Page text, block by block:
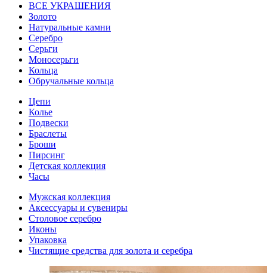
ВСЕ УКРАШЕНИЯ
Золото
Натуральные камни
Серебро
Серьги
Моносерьги
Кольца
Обручальные кольца
Цепи
Колье
Подвески
Браслеты
Броши
Пирсинг
Детская коллекция
Часы
Мужская коллекция
Аксессуары и сувениры
Столовое серебро
Иконы
Упаковка
Чистящие средства для золота и серебра